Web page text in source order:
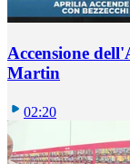
Accensione
Martin
02:20